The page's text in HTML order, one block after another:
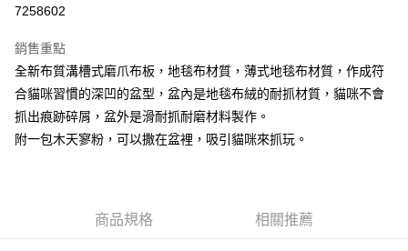
【「AFTEE先享後付」結帳流程】
結帳頁面，進行簡訊認證並確認金額後，即可完成結帳。
３．收到繳費通知簡訊後14天內，點擊此簡訊中的連結，可透過四大超商／
ATM／網路銀行／等多元方式進行付款，方視為交易完成。
※ 請注意：結帳手續完成當下不需立刻繳費，但若您需要取消訂單，請聯絡
購買商品的店家。未經商家同意取消之訂單仍視為有效，需透過AFTEE先享
後付繳納相關費用。
每筆NT$100，滿NT$2,000(含以上)免運費
大型貨運
每筆NT$300
宅配-離島
每筆NT$180
7258602
銷售重點
全新布質溝槽式磨爪布板，地毯布材質，薄式地毯布材質，作成符
合貓咪習慣的深凹的盆型，盆內是地毯布絨的耐抓材質，貓咪不會
抓出痕跡碎屑，盆外是滑耐抓耐磨材料製作。
附一包木天寥粉，可以撒在盆裡，吸引貓咪來抓玩。
商品規格 相關推薦